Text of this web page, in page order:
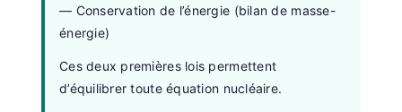
— Conservation de l’énergie (bilan de masse-
énergie)
Ces deux premières lois permettent
d’équilibrer toute équation nucléaire.